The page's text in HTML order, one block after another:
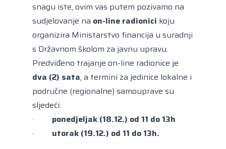
snagu iste, ovim vas putem pozivamo na
sudjelovanje na on-line radionici koju
organizira Ministarstvo financija u suradnji
s Državnom školom za javnu upravu.
Predviđeno trajanje on-line radionice je
dva (2) sata, a termini za jedinice lokalne i
područne (regionalne) samouprave su
sljedeći:
· ponedjeljak (18.12.) od 11 do 13h
· utorak (19.12.) od 11 do 13h.